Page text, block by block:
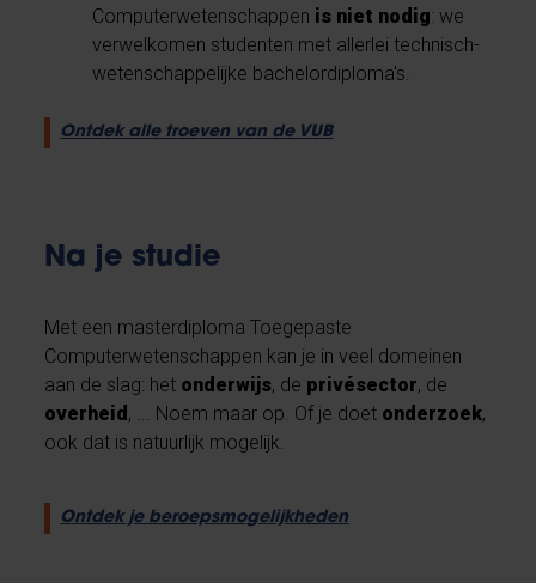
Computerwetenschappen is niet nodig: we
verwelkomen studenten met allerlei technisch-
wetenschappelijke bachelordiploma's.
Ontdek alle troeven van de VUB
Na je studie
Met een masterdiploma Toegepaste
Computerwetenschappen kan je in veel domeinen
aan de slag: het onderwijs, de privésector, de
overheid , ... Noem maar op. Of je doet onderzoek,
ook dat is natuurlijk mogelijk.
Ontdek je beroepsmogelijkheden